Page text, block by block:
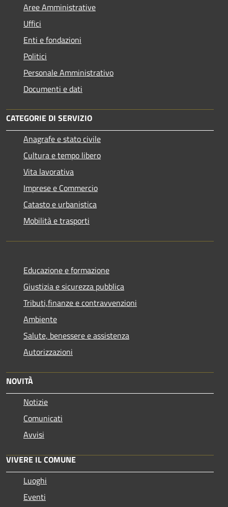
Aree Amministrative
Uffici
Enti e fondazioni
Politici
Personale Amministrativo
Documenti e dati
CATEGORIE DI SERVIZIO
Anagrafe e stato civile
Cultura e tempo libero
Vita lavorativa
Imprese e Commercio
Catasto e urbanistica
Mobilità e trasporti
Educazione e formazione
Giustizia e sicurezza pubblica
Tributi,finanze e contravvenzioni
Ambiente
Salute, benessere e assistenza
Autorizzazioni
NOVITÀ
Notizie
Comunicati
Avvisi
VIVERE IL COMUNE
Luoghi
Eventi